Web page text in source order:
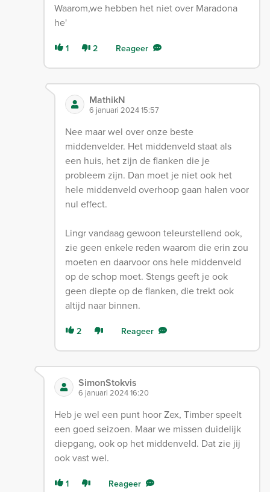
Waarom,we hebben het niet over Maradona
he'
1 2 Reageer
MathikN
6 januari 2024 15:57
Nee maar wel over onze beste
middenvelder. Het middenveld staat als
een huis, het zijn de flanken die je
probleem zijn. Dan moet je niet ook het
hele middenveld overhoop gaan halen voor
nul effect.
Lingr vandaag gewoon teleurstellend ook,
zie geen enkele reden waarom die erin zou
moeten en daarvoor ons hele middenveld
op de schop moet. Stengs geeft je ook
geen diepte op de flanken, die trekt ook
altijd naar binnen.
2 Reageer
SimonStokvis
6 januari 2024 16:20
Heb je wel een punt hoor Zex, Timber speelt
een goed seizoen. Maar we missen duidelijk
diepgang, ook op het middenveld. Dat zie jij
ook vast wel.
1 Reageer